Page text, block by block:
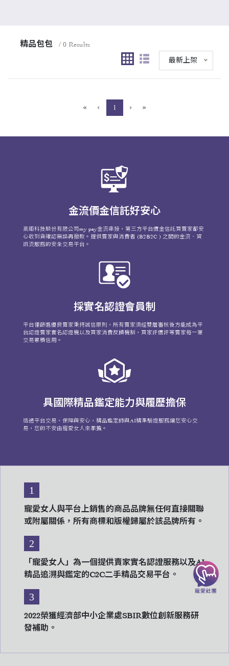
精品包包
/ 0 Results
最新上架
« ‹ 1 (current)
› »
金流價金信託好安心
高鉅科技股份有限公司my pay金流串接，第三方平台價金信託買賣家都安
心收到貨確認無誤再撥款。提供賣家與消費者 (B2B2C ) 之間的金流、資
訊流服務的安全交易平台。
採實名認證會員制
平台僅篩選優良賣家秉持誠信原則，所有賣家須經雙層審核後方能成為平
台認證賣家實名認證機以及買家消費反饋機制，買家評價評等賣家每一筆
交易累積信用。
具國際精品鑑定能力與履歷擔保
透過平台交易，保障與安心，精品鑑定師與AI精準驗證服務讓您安心交
易，您的不安由寵愛女人來承擔。
1
寵愛女人與平台上銷售的商品品牌無任何直接關聯
或附屬關係，所有商標和版權歸屬於該品牌所有。
2
「寵愛女人」為一個提供賣家實名認證服務以及AI
精品追溯與鑑定的C2C二手精品交易平台。
3
2022榮獲經濟部中小企業處SBIR數位創新服務研
發補助。